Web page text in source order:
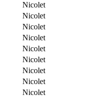
Nicolet
Nicolet
Nicolet
Nicolet
Nicolet
Nicolet
Nicolet
Nicolet
Nicolet